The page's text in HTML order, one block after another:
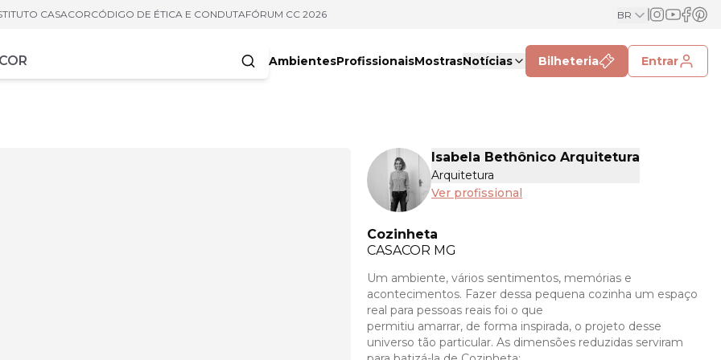
CASACORCÓDIGO DE ÉTICA E CONDUTAFÓRUM CC 2026 BR
AmbientesProfissionaisMostrasNotícias Bilheteria Entrar
Isabela Bethônico Arquitetura
Arquitetura
Ver profissional
Cozinheta
CASACOR MG
Um ambiente, vários sentimentos, memórias e
acontecimentos. Fazer dessa pequena cozinha um espaço
real para pessoas reais foi o que
permitiu amarrar, de forma inspirada, o projeto desse
universo tão particular. As dimensões reduzidas serviram